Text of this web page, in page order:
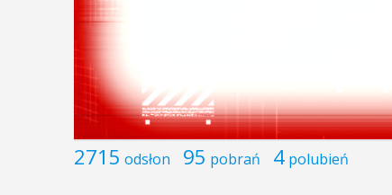
2715 odsłon 95 pobrań 4 polubień